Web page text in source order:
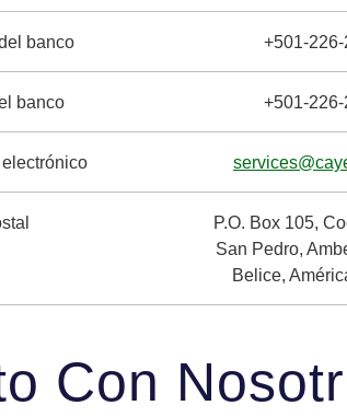
banco +501-
banco +501-
P.O. Box 105,
San Pedro,
Belice,
Con